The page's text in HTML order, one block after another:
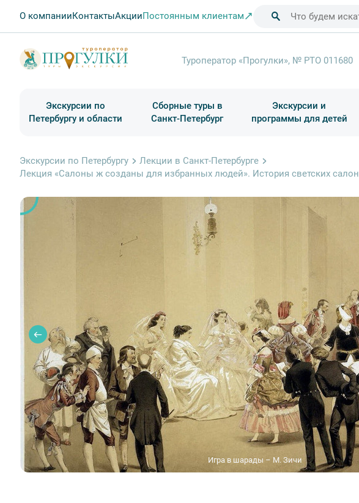
О компанииКонтактыАкцииПостоянным клиентам
Туроператор «Прогулки», № РТО 011680
Экскурсии по
Петербургу и области
Сборные туры в
Санкт-Петербург
Экскурсии и
программы для детей
Экскурсии по Петербургу
Лекции в Санкт-Петербурге
Лекция «Салоны ж созданы для избранных людей». История светских
Игра в шарады – М. Зичи